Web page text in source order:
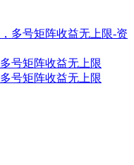
号矩阵收益无上限
号矩阵收益无上限